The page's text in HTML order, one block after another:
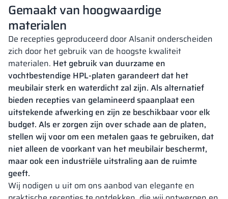
Gemaakt van hoogwaardige
materialen
De recepties geproduceerd door Alsanit onderscheiden
zich door het gebruik van de hoogste kwaliteit
materialen. Het gebruik van duurzame en
vochtbestendige HPL-platen garandeert dat het
meubilair sterk en waterdicht zal zijn. Als alternatief
bieden recepties van gelamineerd spaanplaat een
uitstekende afwerking en zijn ze beschikbaar voor elk
budget. Als er zorgen zijn over schade aan de platen,
stellen wij voor om een metalen gaas te gebruiken, dat
niet alleen de voorkant van het meubilair beschermt,
maar ook een industriële uitstraling aan de ruimte
geeft.
Wij nodigen u uit om ons aanbod van elegante en